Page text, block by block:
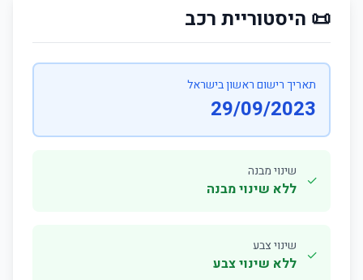
📜 היסטוריית רכב
תאריך רישום ראשון בישראל
29/09/2023
✓
שינוי מבנה
ללא שינוי מבנה
✓
שינוי צבע
ללא שינוי צבע